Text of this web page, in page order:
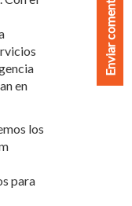
en
los
para
Enviar comentarios